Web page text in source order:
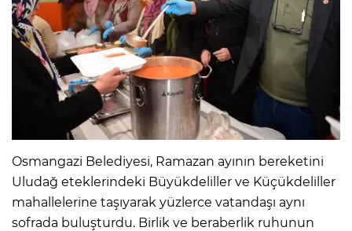
Osmangazi Belediyesi, Ramazan ayının bereketini
Uludağ eteklerindeki Büyükdeliller ve Küçükdeliller
mahallelerine taşıyarak yüzlerce vatandaşı aynı
sofrada buluşturdu. Birlik ve beraberlik ruhunun